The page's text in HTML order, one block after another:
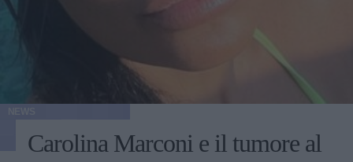
Carolina Marconi e il tumore al